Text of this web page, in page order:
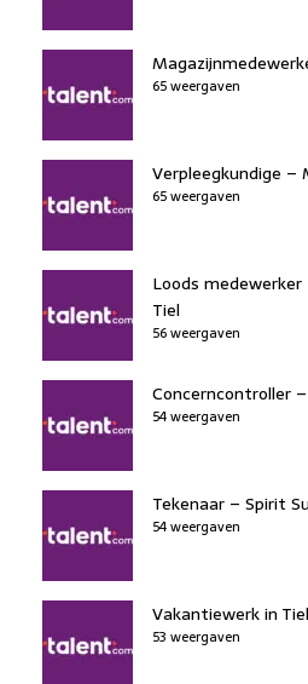
65 weergaven
Verpleegkundige –
65 weergaven
Loods
Tiel
56 weergaven
Concerncontroller
54 weergaven
Tekenaar – Spirit
54 weergaven
Vakantiewerk in
53 weergaven